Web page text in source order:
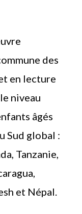
des
en lecture
niveau
âgés
Sud global :
Tanzanie,
et Népal.